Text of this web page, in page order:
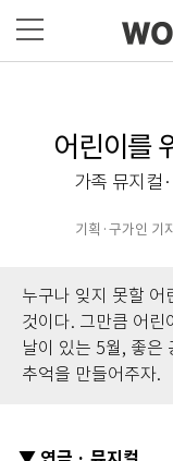
어린이를
가족 뮤지컬
기획·구가인 기
누구나 잊지 못할 어
것이다. 그만큼 어린
날이 있는 5월, 좋은
추억을 만들어주자.